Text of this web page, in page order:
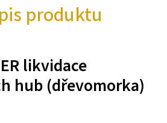
produktu
likvidace
hub (dřevomorka)